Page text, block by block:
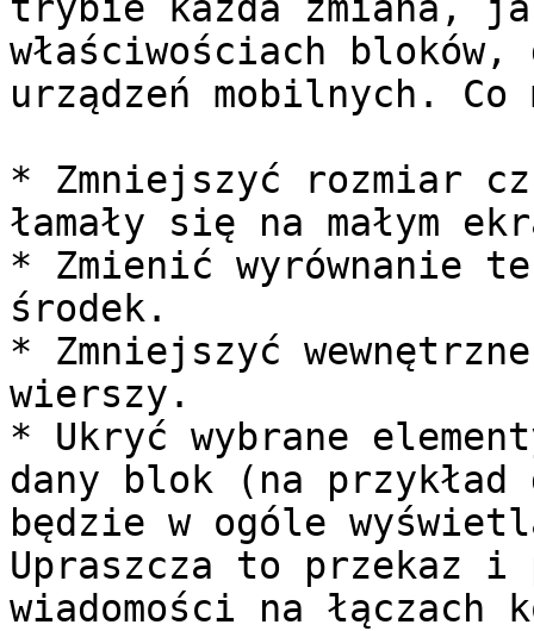
właściwościach bloków,
urządzeń mobilnych. Co
* Zmniejszyć rozmiar
łamały się na małym
* Zmienić wyrównanie
środek.
* Zmniejszyć
wierszy.
* Ukryć wybrane
dany blok (na
będzie w ogóle
Upraszcza to przekaz i
wiadomości na łączach